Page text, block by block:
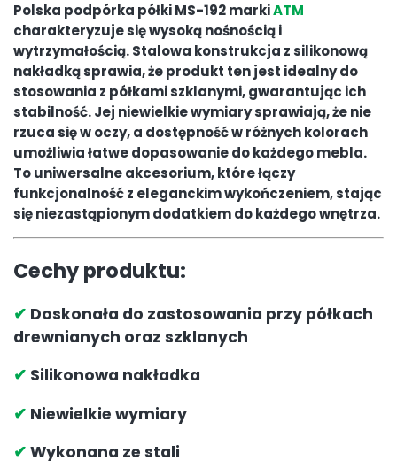
Polska podpórka półki MS-192 markiATM
charakteryzuje się wysoką nośnością i
wytrzymałością. Stalowa konstrukcja z silikonową
nakładką sprawia, że produkt ten jest idealny do
stosowania z półkami szklanymi, gwarantując ich
stabilność. Jej niewielkie wymiary sprawiają, że nie
rzuca się w oczy, a dostępność w różnych kolorach
umożliwia łatwe dopasowanie do każdego mebla.
To uniwersalne akcesorium, które łączy
funkcjonalność z eleganckim wykończeniem, stając
się niezastąpionym dodatkiem do każdego wnętrza.
Cechy produktu:
✔ Doskonała do zastosowania przy półkach
drewnianych oraz szklanych
✔ Silikonowa nakładka
✔ Niewielkie wymiary
✔ Wykonana ze stali